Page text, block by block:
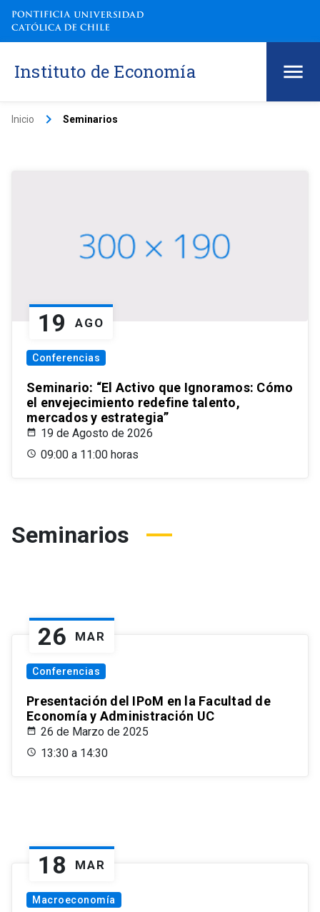
Instituto de Economía
Inicio keyboard_arrow_right Seminarios
19 AGO
Conferencias
Seminario: “El Activo que Ignoramos: Cómo
el envejecimiento redefine talento,
mercados y estrategia”
19 de Agosto de 2026
09:00 a 11:00 horas
Seminarios
26 MAR
Conferencias
Presentación del IPoM en la Facultad de
Economía y Administración UC
26 de Marzo de 2025
13:30 a 14:30
18 MAR
Macroeconomía